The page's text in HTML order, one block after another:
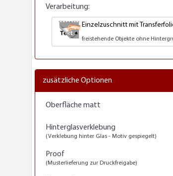
Verarbeitung:
Einzelzuschnitt mit
freistehende Objekte ohne
zusätzliche Optionen
Oberfläche matt
Hinterglasverklebung
(Verklebung hinter Glas - Motiv gespiegelt)
Proof
(Musterlieferung zur Druckfreigabe)